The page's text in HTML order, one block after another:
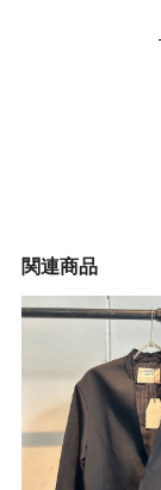
関連商品